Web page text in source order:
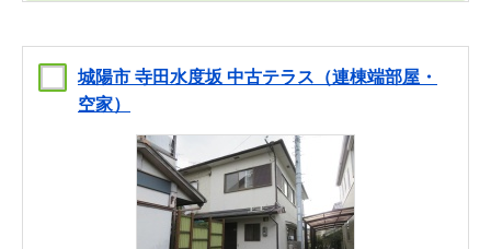
城陽市 寺田水度坂 中古テラス（連棟端部屋・
空家）